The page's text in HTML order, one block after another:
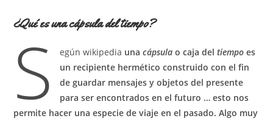
entrada:
¿Qué es una cápsula del tiempo?
S egún wikipedia unacápsula o caja deltiempo es
un recipiente hermético construido con el fin
de guardar mensajes y objetos del presente
para ser encontrados en el futuro … esto nos
permite hacer una especie de viaje en el pasado. Algo muy